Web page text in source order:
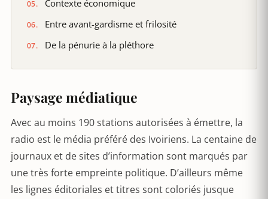
Contexte économique
Entre avant-gardisme et frilosité
De la pénurie à la pléthore
Paysage médiatique
Avec au moins 190 stations autorisées à émettre, la
radio est le média préféré des Ivoiriens. La centaine de
journaux et de sites d’information sont marqués par
une très forte empreinte politique. D’ailleurs même
les lignes éditoriales et titres sont coloriés jusque